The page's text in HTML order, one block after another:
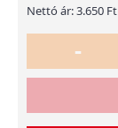
Nettó ár: 3.650 Ft
-